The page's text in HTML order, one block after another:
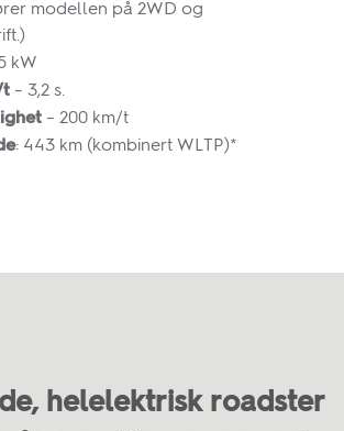
modellen på 2WD og
kW
t– 3,2 s.
– 200 km/t
: 443 km (kombinert WLTP)*
helelektrisk roadster